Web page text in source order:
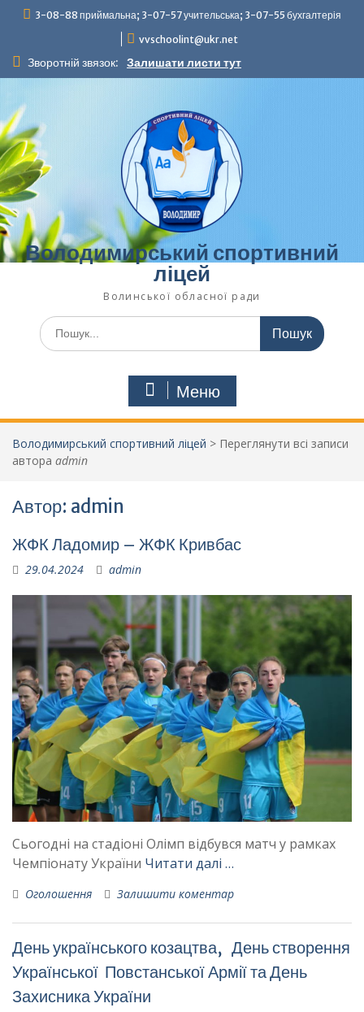
Перейти3-08-88 приймальна; 3-07-57 учительська; 3-07-55 бухгалтерія
vvschoolint@ukr.net
Зворотній звязок: Залишати листи тут
Володимирський спортивний
ліцей
Волинської обласної ради
Шукати:
Меню
Володимирський спортивний ліцей > Переглянути всі записи
автора admin
Автор: admin
ЖФК Ладомир – ЖФК Кривбас
29.04.2024 admin
Сьогодні на стадіоні Олімп відбувся матч у рамках
Чемпіонату України Читати далі …
Оголошення Залишити коментар
День українського козацтва, День створення
Української Повстанської Армії та День
Захисника України